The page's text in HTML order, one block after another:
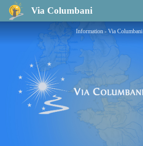
Via Columbani
Ufficio del Turismo di Alençon, Maison d'Ozé
Information - Via Columbani